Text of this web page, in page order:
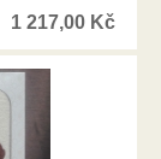
1 217,00 Kč